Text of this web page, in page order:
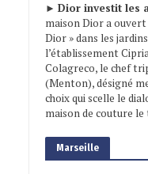
► Dior investit les
maison Dior a ouvert
Dior » dans les
l’établissement
Colagreco, le chef
(Menton), désigné
choix qui scelle le
maison de couture le
Marseille